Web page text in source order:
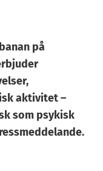
på
aktivitet –
som psykisk